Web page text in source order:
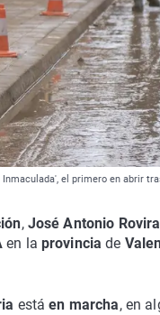
el primero en abrir
, José Antonio Rovira
en la provinciade
estáen marcha, en